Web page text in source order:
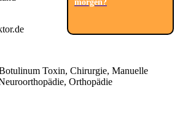
morgen?
Toxin, Chirurgie, Manuelle
Orthopädie